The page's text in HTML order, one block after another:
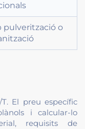
pulverització o
El preu específic
i calcular-lo
requisits de